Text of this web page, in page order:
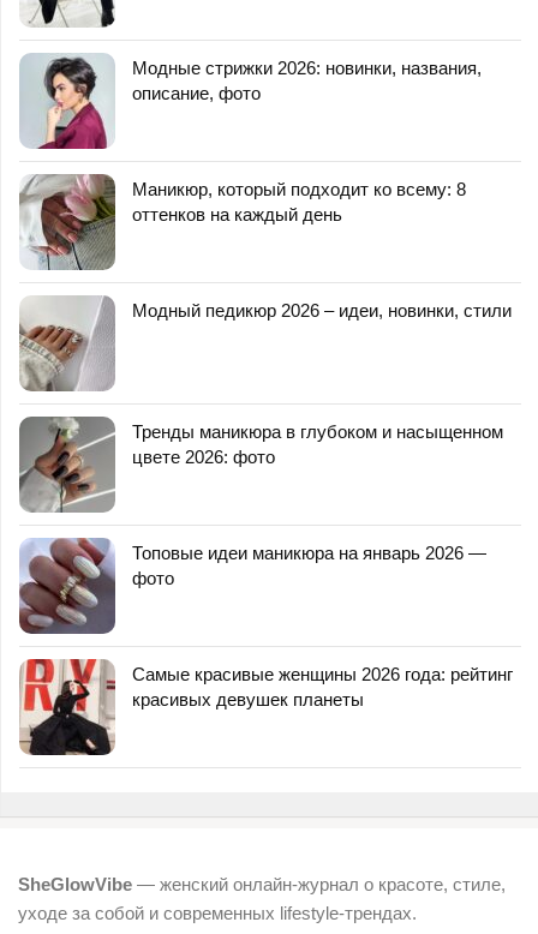
Модные стрижки 2026: новинки, названия,
описание, фото
Маникюр, который подходит ко всему: 8
оттенков на каждый день
Модный педикюр 2026 – идеи, новинки, стили
Тренды маникюра в глубоком и насыщенном
цвете 2026: фото
Топовые идеи маникюра на январь 2026 —
фото
Самые красивые женщины 2026 года: рейтинг
красивых девушек планеты
SheGlowVibe — женский онлайн-журнал о красоте, стиле,
уходе за собой и современных lifestyle-трендах.